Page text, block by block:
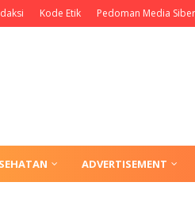
Kode Etik Pedoman Media Siber
ADVERTISEMENT